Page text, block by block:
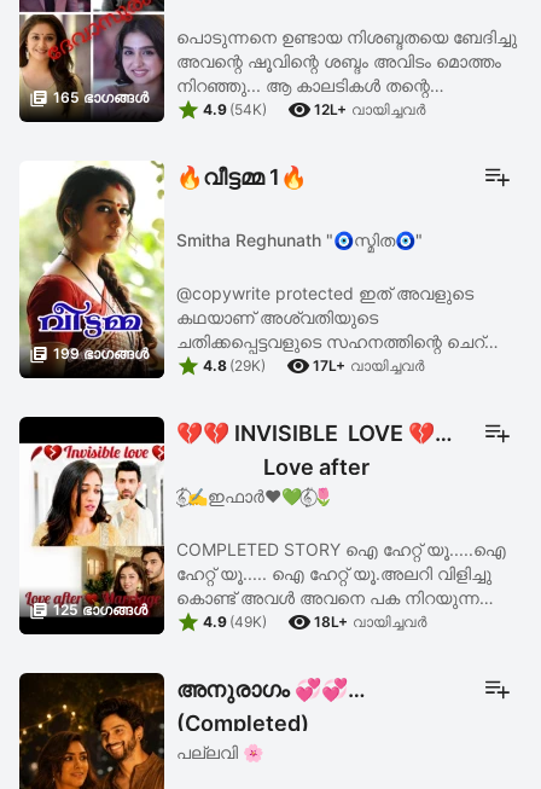
 165 ഭാഗങ്ങള്‍
പൊടുന്നനെ ഉണ്ടായ നിശബ്ദതയെ ബേദിച്ചു
അവന്റെ ഷൂവിന്റെ ശബ്ദം അവിടം മൊത്തം
നിറഞ്ഞു... ആ കാലടികൾ തന്റെ
അരികിലേക്ക് വന്നതും അവളുടെ ശരീരം
 4.9 (54K)  12L+ വായിച്ചവര്‍
 199 ഭാഗങ്ങള്‍
🔥വീട്ടമ്മ 1🔥
Smitha Reghunath "🧿സ്മിത🧿"
@copywrite protected ഇത് അവളുടെ
കഥയാണ് അശ്വതിയുടെ
ചതിക്കപ്പെട്ടവളുടെ സഹനത്തിന്റെ ചെറ്ത്ത്
നില്പിന്റെ , അതീജീവനത്തിന്റെ ,
 4.8 (29K)  17L+ വായിച്ചവര്‍
 125 ഭാഗങ്ങള്‍
💔💔 INVISIBLE LOVE 💔💔
Love after
marriage story💘
𝄟⃝✍️ഇഫാർ❤️💚𝄟⃝🌷
COMPLETED STORY ഐ ഹേറ്റ് യൂ.....ഐ
ഹേറ്റ് യൂ..... ഐ ഹേറ്റ് യൂ.അലറി വിളിച്ചു
കൊണ്ട് അവൾ അവനെ പക നിറയുന്ന
കണ്ണുകളോടെ നോക്കി.
 4.9 (49K)  18L+ വായിച്ചവര്‍
അനുരാഗം 💞💞
(Completed)
പല്ലവി 🌸